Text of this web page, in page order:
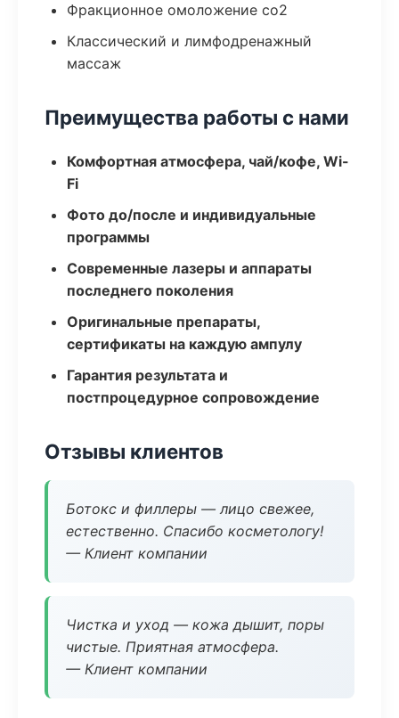
Фракционное омоложение co2
Классический и лимфодренажный
массаж
Преимущества работы с нами
Комфортная атмосфера, чай/кофе, Wi-
Fi
Фото до/после и индивидуальные
программы
Современные лазеры и аппараты
последнего поколения
Оригинальные препараты,
сертификаты на каждую ампулу
Гарантия результата и
постпроцедурное сопровождение
Отзывы клиентов
Ботокс и филлеры — лицо свежее,
естественно. Спасибо косметологу!
— Клиент компании
Чистка и уход — кожа дышит, поры
чистые. Приятная атмосфера.
— Клиент компании